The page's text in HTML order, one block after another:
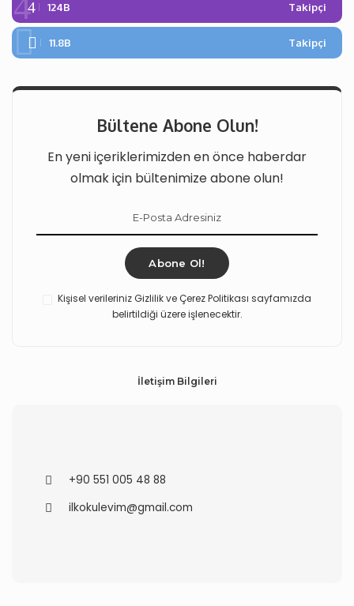
124B Takipçi
11.8B Takipçi
Bültene Abone Olun!
En yeni içeriklerimizden en önce haberdar
olmak için bültenimize abone olun!
Abone Ol!
Kişisel verileriniz Gizlilik ve Çerez Politikası sayfamızda
belirtildiği üzere işlenecektir.
İletişim Bilgileri
+90 551 005 48 88
ilkokulevim@gmail.com